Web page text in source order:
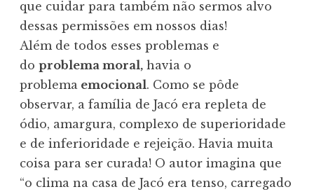
que cuidar para também não sermos alvo
dessas permissões em nossos dias!
Além de todos esses problemas e
do problema moral, havia o
problema emocional. Como se pôde
observar, a família de Jacó era repleta de
ódio, amargura, complexo de superioridade
e de inferioridade e rejeição. Havia muita
coisa para ser curada! O autor imagina que
“o clima na casa de Jacó era tenso, carregado